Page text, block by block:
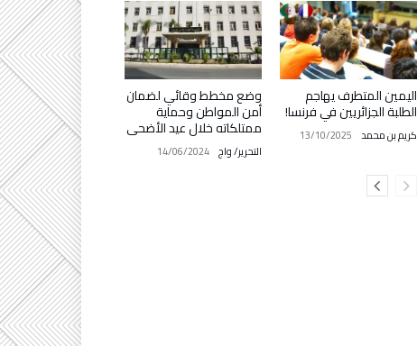
وضع مخطط وقائي لضمان
أمن المواطن وحماية
ممتلكاته خلال عيد الأضحى
التحرير/ واج 14/06/2024
اليمين المتطرف يهاجم
الطلبة الجزائريين في فرنسا!
كريم بن محمد 13/10/2025